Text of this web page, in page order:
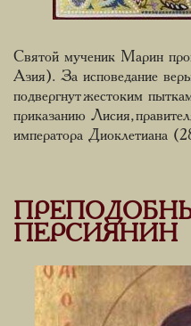
Святой мученик Марин
Азия). За исповедание
подвергнут жестоким
приказанию Лисия,
императора Диоклетиана
ПЕРСИЯНИН